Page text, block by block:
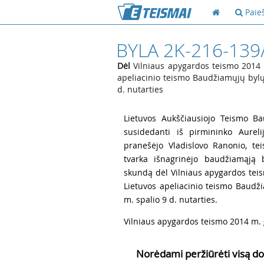
BYLA 2K-216-
Dėl Vilniaus apygardos teismo
apeliacinio teismo Baudžiamųjų
d. nutarties
Lietuvos Aukščiausiojo Teismo
susidedanti iš pirmininko
pranešėjo Vladislovo Ranonio,
tvarka išnagrinėjo baudžiamąją
skundą dėl Vilniaus apygardos
Lietuvos apeliacinio teismo
m. spalio 9 d. nutarties.
Vilniaus apygardos teismo 2014
Norėdami peržiūrėti visą